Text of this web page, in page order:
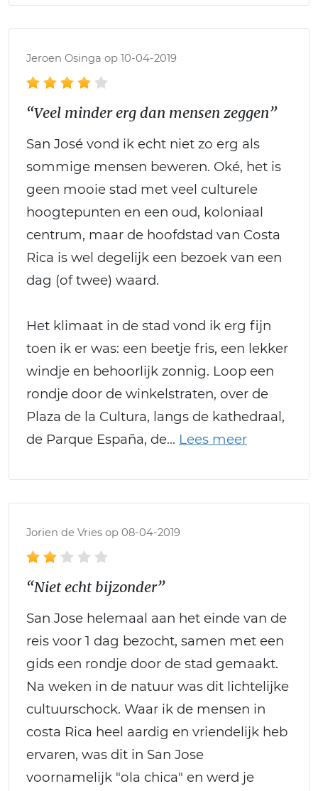
Jeroen Osinga op 10-04-2019
“Veel minder erg dan mensen zeggen”
San José vond ik echt niet zo erg als
sommige mensen beweren. Oké, het is
geen mooie stad met veel culturele
hoogtepunten en een oud, koloniaal
centrum, maar de hoofdstad van Costa
Rica is wel degelijk een bezoek van een
dag (of twee) waard.
Het klimaat in de stad vond ik erg fijn
toen ik er was: een beetje fris, een lekker
windje en behoorlijk zonnig. Loop een
rondje door de winkelstraten, over de
Plaza de la Cultura, langs de kathedraal,
de Parque España, de
Jorien de Vries op 08-04-2019
“Niet echt bijzonder”
San Jose helemaal aan het einde van de
reis voor 1 dag bezocht, samen met een
gids een rondje door de stad gemaakt.
Na weken in de natuur was dit lichtelijke
cultuurschock. Waar ik de mensen in
costa Rica heel aardig en vriendelijk heb
ervaren, was dit in San Jose
voornamelijk "ola chica" en werd je